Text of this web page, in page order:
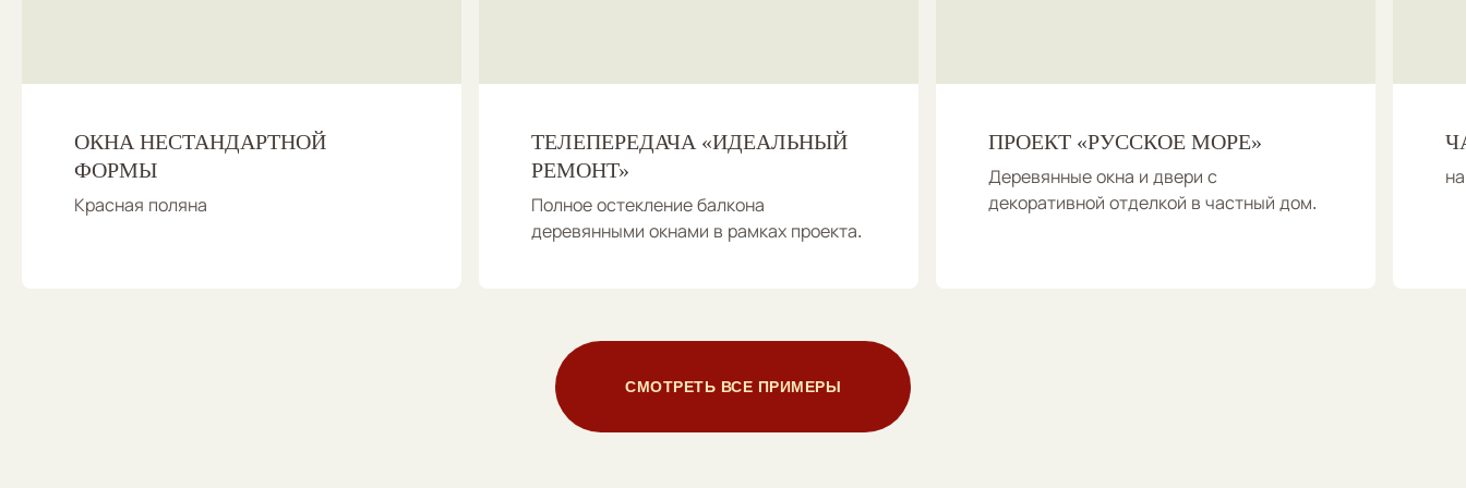
ОКНА НЕСТАНДАРТНОЙ
ФОРМЫ
Красная поляна
ТЕЛЕПЕРЕДАЧА «ИДЕАЛЬНЫЙ
РЕМОНТ»
Полное остекление балкона
деревянными окнами в рамках проекта.
ПРОЕКТ «РУССКОЕ МОРЕ»
Деревянные окна и двери с
декоративной отделкой в частный дом.
СМОТРЕТЬ ВСЕ ПРИМЕРЫ